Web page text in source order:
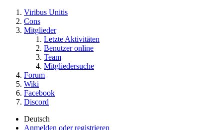
Viribus Unitis
Cons
Mitglieder
Letzte Aktivitäten
Benutzer online
Team
Mitgliedersuche
Forum
Wiki
Facebook
Discord
Deutsch
Anmelden oder registrieren